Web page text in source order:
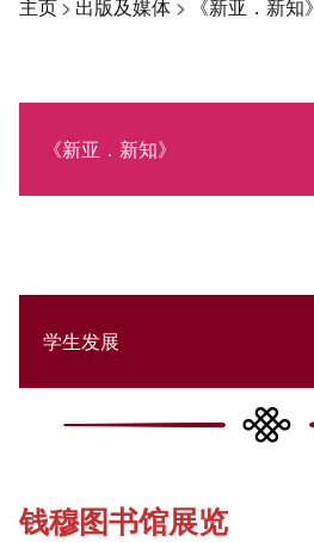
主页> 出版及媒体 > 《新亚．新知》
《新亚．新知》
社交媒体专栏
《新亚简讯》
《新亚书院概览》
学生发展
College Updates
Cultural Topics
钱穆图书馆展览